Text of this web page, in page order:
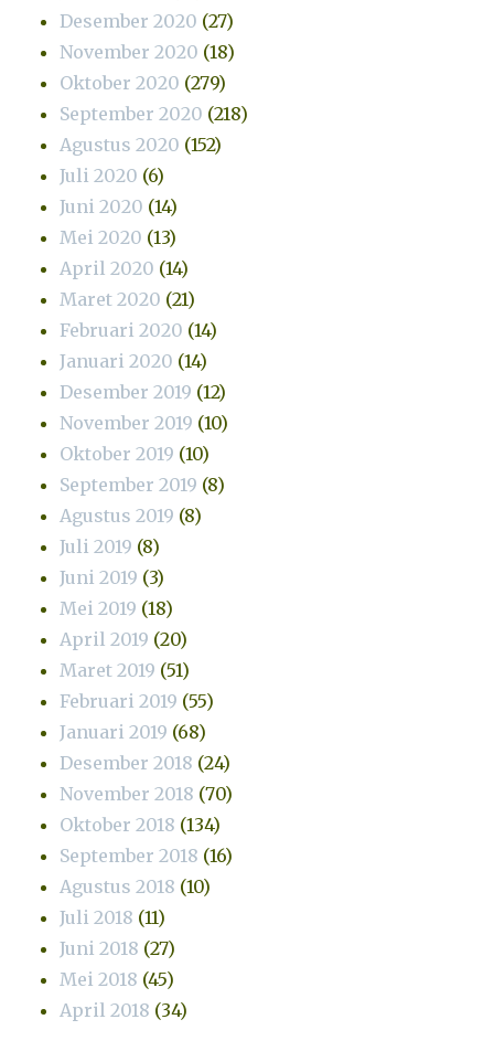
Desember 2020 (27)
November 2020 (18)
Oktober 2020 (279)
September 2020 (218)
Agustus 2020 (152)
Juli 2020 (6)
Juni 2020 (14)
Mei 2020 (13)
April 2020 (14)
Maret 2020 (21)
Februari 2020 (14)
Januari 2020 (14)
Desember 2019 (12)
November 2019 (10)
Oktober 2019 (10)
September 2019 (8)
Agustus 2019 (8)
Juli 2019 (8)
Juni 2019 (3)
Mei 2019 (18)
April 2019 (20)
Maret 2019 (51)
Februari 2019 (55)
Januari 2019 (68)
Desember 2018 (24)
November 2018 (70)
Oktober 2018 (134)
September 2018 (16)
Agustus 2018 (10)
Juli 2018 (11)
Juni 2018 (27)
Mei 2018 (45)
April 2018 (34)